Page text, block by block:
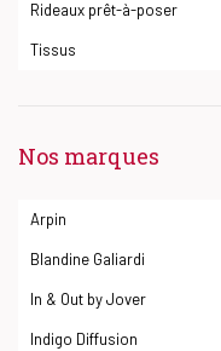
Rideaux prêt-à-poser
Tissus
Nos marques
Arpin
Blandine Galiardi
In & Out by Jover
Indigo Diffusion